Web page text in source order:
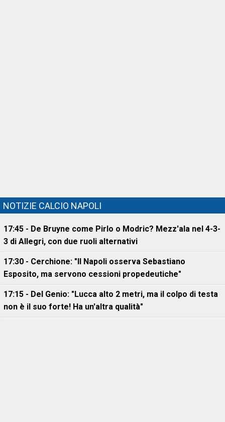
NOTIZIE CALCIO NAPOLI
17:45 - De Bruyne come Pirlo o Modric? Mezz'ala nel 4-3-
3 di Allegri, con due ruoli alternativi
17:30 - Cerchione: "Il Napoli osserva Sebastiano
Esposito, ma servono cessioni propedeutiche"
17:15 - Del Genio: "Lucca alto 2 metri, ma il colpo di testa
non è il suo forte! Ha un'altra qualità"